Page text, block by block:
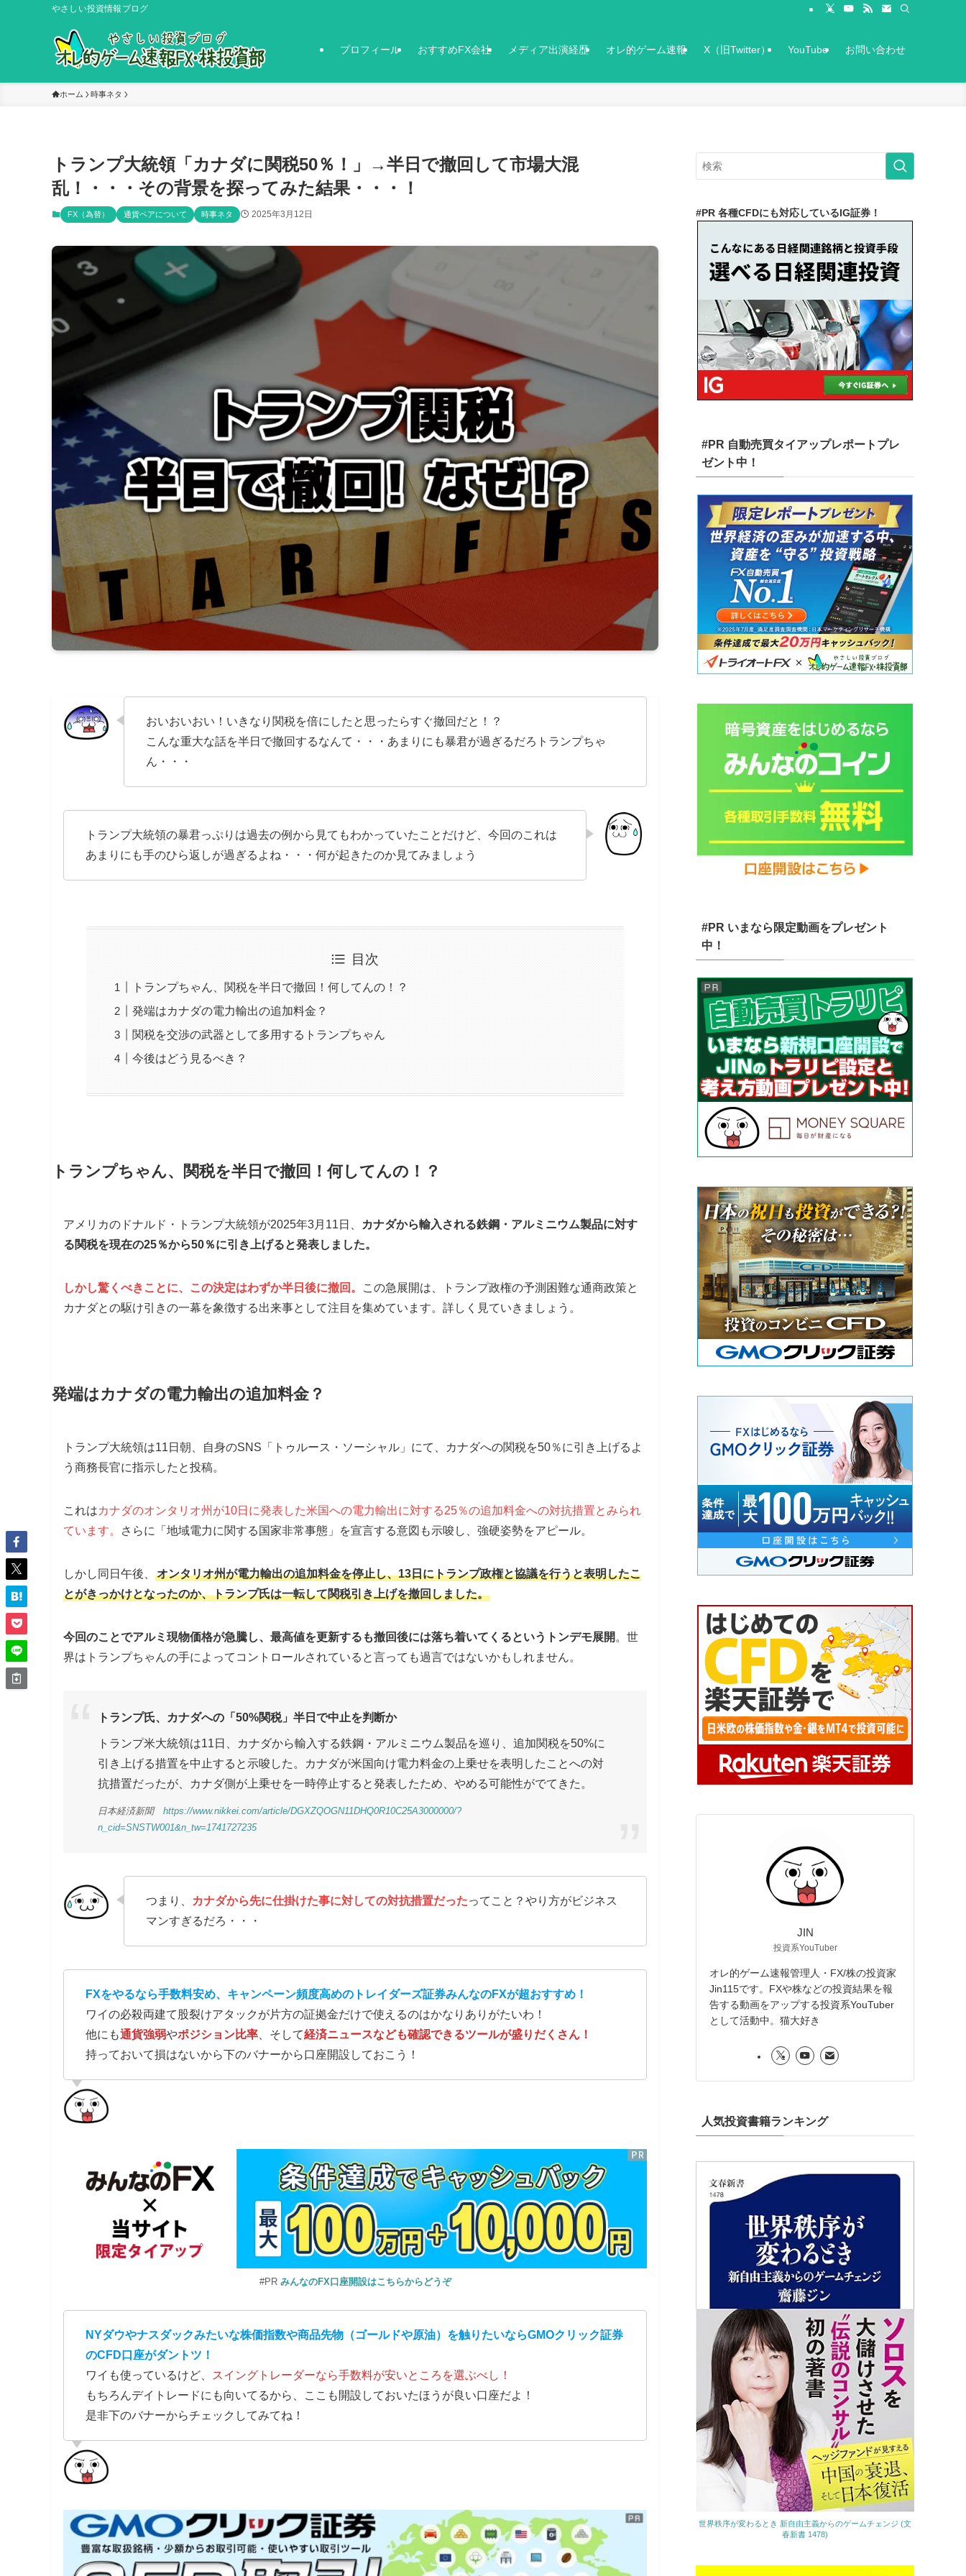
やさしい投資情報ブログ
プロフィール おすすめFX会社 メディア出演経歴 オレ的ゲーム速報 X（旧Twitter） YouTube お問い合わせ
ホーム 時事ネタ
トランプ大統領「カナダに関税50％！」→半日で撤回して市場大混
乱！・・・その背景を探ってみた結果・・・！
FX（為替） 通貨ペアについて 時事ネタ 2025年3月12日
おいおいおい！いきなり関税を倍にしたと思ったらすぐ撤回だと！？
こんな重大な話を半日で撤回するなんて・・・あまりにも暴君が過ぎるだろトランプちゃ
ん・・・
トランプ大統領の暴君っぷりは過去の例から見てもわかっていたことだけど、今回のこれは
あまりにも手のひら返しが過ぎるよね・・・何が起きたのか見てみましょう
目次
トランプちゃん、関税を半日で撤回！何してんの！？
発端はカナダの電力輸出の追加料金？
関税を交渉の武器として多用するトランプちゃん
今後はどう見るべき？
トランプちゃん、関税を半日で撤回！何してんの！？
アメリカのドナルド・トランプ大統領が2025年3月11日、
カナダから輸入される鉄鋼・アルミニウム製品に対す
る関税を現在の25％から50％に引き上げると発表しました。
しかし驚くべきことに、この決定はわずか半日後に撤回。
この急展開は、トランプ政権の予測困難な通商政策と
カナダとの駆け引きの一幕を象徴する出来事として注目を集めています。詳しく見ていきましょう。
発端はカナダの電力輸出の追加料金？
トランプ大統領は11日朝、自身のSNS「トゥルース・ソーシャル」にて、カナダへの関税を50％に引き上げるよ
う商務長官に指示したと投稿。
これはカナダのオンタリオ州が10日に発表した米国への電力輸出に対する25％の追加料金への対抗措置とみられ
ています。
さらに「地域電力に関する国家非常事態」を宣言する意図も示唆し、強硬姿勢をアピール。
しかし同日午後、
オンタリオ州が電力輸出の追加料金を停止し、13日にトランプ政権と協議を行うと表明したこ
とがきっかけとなったのか、トランプ氏は一転して関税引き上げを撤回しました。
今回のことでアルミ現物価格が急騰し、最高値を更新するも撤回後には落ち着いてくるというトンデモ展開 。世
界はトランプちゃんの手によってコントロールされていると言っても過言ではないかもしれません。
トランプ氏、カナダへの「50%関税」半日で中止を判断か
トランプ米大統領は11日、カナダから輸入する鉄鋼・アルミニウム製品を巡り、追加関税を50%に
引き上げる措置を中止すると示唆した。カナダが米国向け電力料金の上乗せを表明したことへの対
抗措置だったが、カナダ側が上乗せを一時停止すると発表したため、やめる可能性がでてきた。
日本経済新聞 https://www.nikkei.com/article/DGXZQOGN11DHQ0R10C25A3000000/?
n_cid=SNSTW001&n_tw=1741727235
つまり、 カナダから先に仕掛けた事に対しての対抗措置だったってこと？やり方がビジネス
マンすぎるだろ・・・
FXをやるなら手数料安め、キャンペーン頻度高めのトレイダーズ証券みんなのFXが超おすすめ！
ワイの必殺両建て股裂けアタックが片方の証拠金だけで使えるのはかなりありがたいわ！
他にも通貨強弱やポジション比率 、そして経済ニュースなども確認できるツールが盛りだくさん！
持っておいて損はないから下のバナーから口座開設しておこう！
#PR みんなのFX口座開設はこちらからどうぞ
NYダウやナスダックみたいな株価指数や商品先物（ゴールドや原油）を触りたいならGMOクリック証券
のCFD口座がダントツ！
ワイも使っているけど、
スイングトレーダーなら手数料が安いところを選ぶべし！
もちろんデイトレードにも向いてるから、ここも開設しておいたほうが良い口座だよ！
是非下のバナーからチェックしてみてね！
#PR 各種CFDにも対応しているIG証券！
#PR 自動売買タイアップレポートプレ
ゼント中！
#PR いまなら限定動画をプレゼント
中！
JIN
投資系YouTuber
オレ的ゲーム速報管理人・FX/株の投資家
Jin115です。FXや株などの投資結果を報
告する動画をアップする投資系YouTuber
として活動中。猫大好き
人気投資書籍ランキング
世界秩序が変わるとき 新自由主義からのゲームチェンジ (文
春新書 1478)